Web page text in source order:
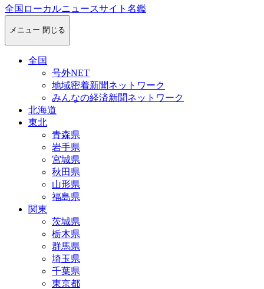
全国ローカルニュースサイト名鑑
メニュー 閉じる
全国
号外NET
地域密着新聞ネットワーク
みんなの経済新聞ネットワーク
北海道
東北
青森県
岩手県
宮城県
秋田県
山形県
福島県
関東
茨城県
栃木県
群馬県
埼玉県
千葉県
東京都